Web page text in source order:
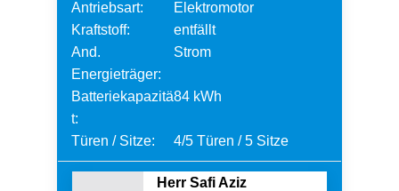
Antriebsart:
Elektromotor
Kraftstoff:
entfällt
And.
Energieträger:
Strom
Batteriekapazitä
t:
84 kWh
Türen / Sitze: 4/5 Türen / 5 Sitze
Herr Safi Aziz